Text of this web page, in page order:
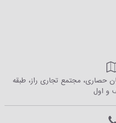
حصاری، مجتمع تجاری راز، طبقه
و اول